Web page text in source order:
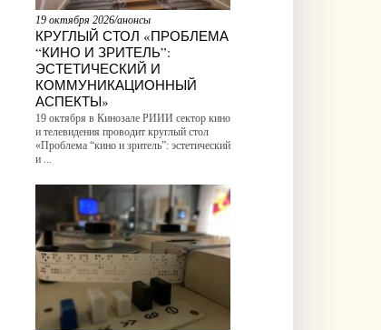
19 октября 2026/анонсы
КРУГЛЫЙ СТОЛ «ПРОБЛЕМА
“КИНО И ЗРИТЕЛЬ”:
ЭСТЕТИЧЕСКИЙ И
КОММУНИКАЦИОННЫЙ
АСПЕКТЫ»
19 октября в Кинозале РИИИ сектор кино
и телевидения проводит круглый стол
«Проблема “кино и зритель”: эстетический
и ...